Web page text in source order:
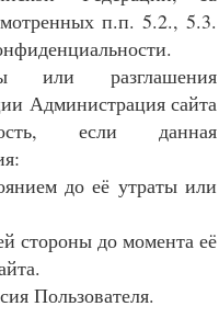
п.п. 5.2., 5.3.
разглашения
Администрация сайта
если данная
до её утраты или
стороны до момента её
Пользователя.